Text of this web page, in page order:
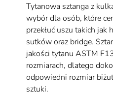
Tytanowa sztanga z
wybór dla osób, które
przekłuć uszu takich jak
sutków oraz bridge.
jakości tytanu ASTM
rozmiarach, dlatego
odpowiedni rozmiar
sztuki.